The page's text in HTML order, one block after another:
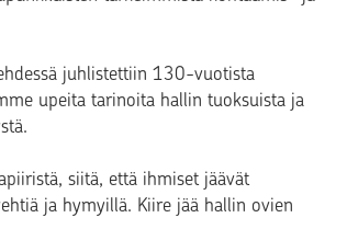
juhlistettiin 130-vuotista
upeita tarinoita hallin tuoksuista ja
siitä, että ihmiset jäävät
ja hymyillä. Kiire jää hallin ovien